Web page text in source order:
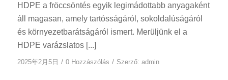
HDPE a fröccsöntés egyik legimádottabb anyagaként
áll magasan, amely tartósságáról, sokoldalúságáról
és környezetbarátságáról ismert. Merüljünk el a
HDPE varázslatos [...]
2025年2月5日 / 0 Hozzászólás / Szerző: admin